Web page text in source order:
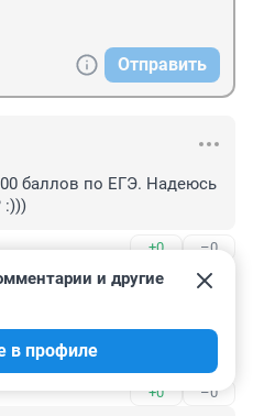
Отправить
баллов по ЕГЭ. Надеюсь
:)))
+0 –0
не берут ( писали
как-то провалили...
+0 –0
и другие
в профиле